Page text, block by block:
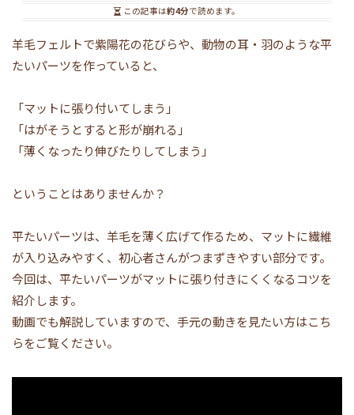
この記事は約4分で読めます。
羊毛フェルトで紫陽花の花びらや、動物の耳・羽のような平
たいパーツを作っていると、
「マットに張り付いてしまう」
「はがそうとすると形が崩れる」
「薄くなったり伸びたりしてしまう」
ということはありませんか？
平たいパーツは、羊毛を薄く広げて作るため、マットに繊維
が入り込みやすく、初心者さんがつまずきやすい部分です。
今回は、平たいパーツがマットに張り付きにくくなるコツを
紹介します。
動画でも解説していますので、手元の動きを見たい方はこち
らをご覧ください。